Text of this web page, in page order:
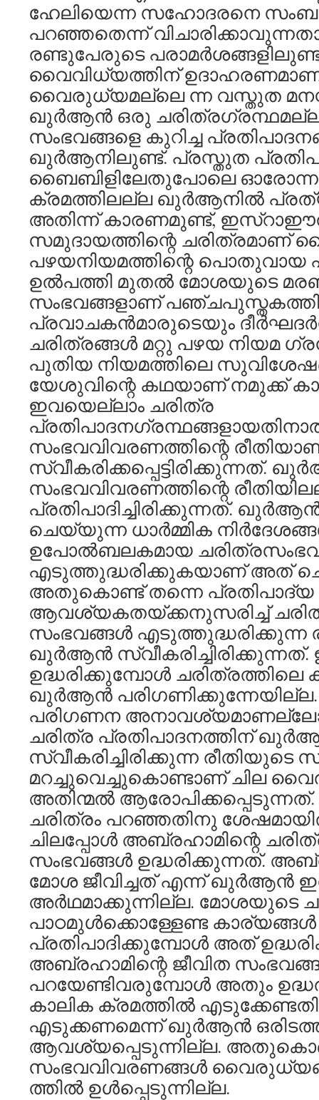
ഹേലിയെന്ന സഹോദരനെ
പറഞ്ഞതെന്ന്
രണ്ടുപേരുടെ
വൈവിധ്യത്തിന്
വൈരുധ്യമല്ലെ ന്ന വസ്തുത
ഖുര്‍ആന്‍ ഒരു
സംഭവങ്ങളെ കുറിച്ച
ഖുര്‍ആനിലുണ്ട്. പ്രസ്തുത
ബൈബിളിലേതുപോലെ ഓരോന്നും
ക്രമത്തിലല്ല ഖുര്‍ആനില്‍
അതിന്ന് കാരണമുണ്ട്,
സമുദായത്തിന്റെ ചരിത്രമാണ്
പഴയനിയമത്തിന്റെ പൊതുവായ
ഉല്‍പത്തി മുതല്‍ മോശയുടെ
സംഭവങ്ങളാണ്
പ്രവാചകന്‍മാരുടെയും
ചരിത്രങ്ങള്‍ മറ്റു പഴയ നിയമ
പുതിയ നിയമത്തിലെ
യേശുവിന്റെ കഥയാണ് നമുക്ക്
ഇവയെല്ലാം ചരിത്ര
സംഭവവിവരണത്തിന്റെ
സ്വീകരിക്കപ്പെട്ടിരിക്കുന്നത്.
സംഭവവിവരണത്തിന്റെ
പ്രതിപാദിച്ചിരിക്കുന്നത്.
ചെയ്യുന്ന ധാര്‍മ്മിക
ഉപോല്‍ബലകമായ
എടുത്തുദ്ധരിക്കുകയാണ് അത്
അതുകൊണ്ട് തന്നെ പ്രതിപാദ്യ
ആവശ്യകതയ്ക്കനുസരിച്ച്
സംഭവങ്ങള്‍ എടുത്തുദ്ധരിക്കുന്ന
ഖുര്‍ആന്‍
ഉദ്ധരിക്കുമ്പോള്‍ ചരിത്രത്തിലെ
ഖുര്‍ആന്‍
പരിഗണന
ചരിത്ര പ്രതിപാദനത്തിന്
സ്വീകരിച്ചിരിക്കുന്ന
മറച്ചുവെച്ചുകൊണ്ടാണ് ചില
അതിന്മല്‍
ചരിത്രം പറഞ്ഞതിനു
ചിലപ്പോള്‍ അബ്രഹാമിന്റെ
സംഭവങ്ങള്‍ ഉദ്ധരിക്കുന്നത്.
മോശ ജീവിച്ചത് എന്ന് ഖുര്‍ആന്‍
അര്‍ഥമാക്കുന്നില്ല. മോശയുടെ
പാഠമുള്‍ക്കൊള്ളേണ്ട കാര്യങ്ങള്‍
പ്രതിപാദിക്കുമ്പോള്‍ അത്
അബ്രഹാമിന്റെ ജീവിത
പറയേണ്ടിവരുമ്പോള്‍ അതും
കാലിക ക്രമത്തില്‍
എടുക്കണമെന്ന് ഖുര്‍ആന്‍
ആവശ്യപ്പെടുന്നില്ല.
സംഭവവിവരണങ്ങള്‍
ത്തില്‍ ഉള്‍പ്പെടുന്നില്ല.